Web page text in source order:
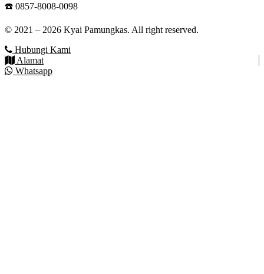
☎️ 0857-8008-0098
© 2021 – 2026 Kyai Pamungkas. All right reserved.
Hubungi Kami
Alamat
Whatsapp